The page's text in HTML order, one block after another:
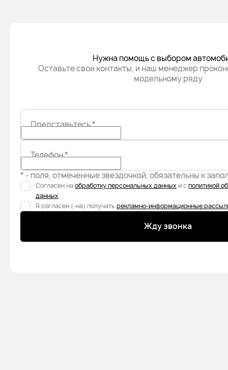
Нужна помощь с выбором
Оставьте свои контакты, и наш менеджер
модельному ряду
Представьтесь*
Телефон*
* - поля, отмеченные звездочкой, обязательны к
Согласен наобработку персональных данных и сполитикой
данных
Я согласен (-на) получать рекламно-информационные
Жду звонка